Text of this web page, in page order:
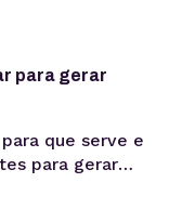
para gerar
que serve e
para gerar
Se a